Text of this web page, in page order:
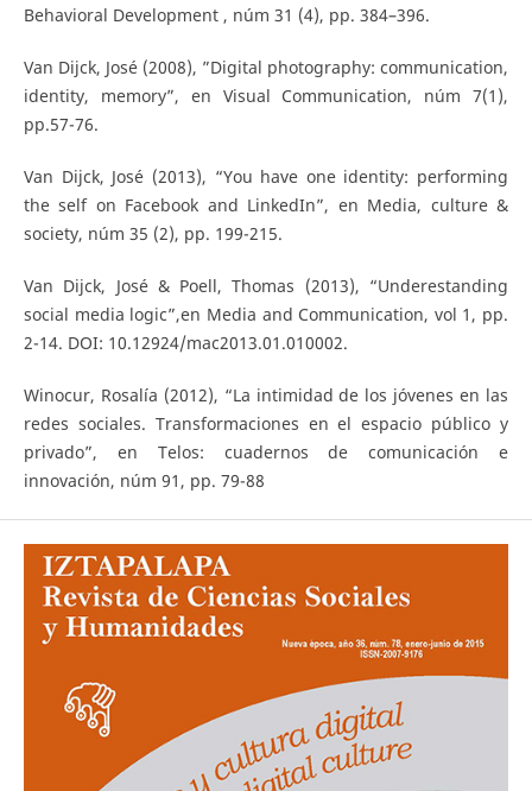
Behavioral Development , núm 31 (4), pp. 384–396.
Van Dijck, José (2008), ”Digital photography: communication,
identity, memory”, en Visual Communication, núm 7(1),
pp.57-76.
Van Dijck, José (2013), “You have one identity: performing
the self on Facebook and LinkedIn”, en Media, culture &
society, núm 35 (2), pp. 199-215.
Van Dijck, José & Poell, Thomas (2013), “Underestanding
social media logic”,en Media and Communication, vol 1, pp.
2-14. DOI: 10.12924/mac2013.01.010002.
Winocur, Rosalía (2012), “La intimidad de los jóvenes en las
redes sociales. Transformaciones en el espacio público y
privado”, en Telos: cuadernos de comunicación e
innovación, núm 91, pp. 79-88